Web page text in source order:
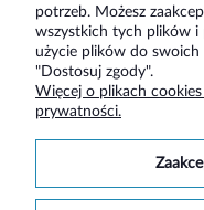
potrzeb. Możesz
wszystkich tych plików i
użycie plików do
"Dostosuj zgody".
Więcej o plikach
prywatności.